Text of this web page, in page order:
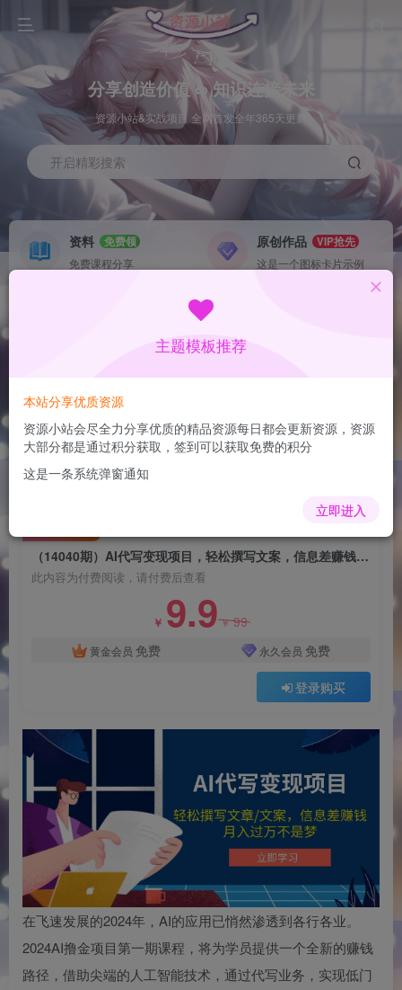
分享创造价值 ∞ 知识连接未来
资源小站&实战项目 全网首发全年365天更新
开启精彩搜索
资料
免费领
免费课程分享
原创作品
VIP抢先
这是一个图标卡片示例
（14040期）AI代写变现项目，轻松撰写文案，信
息差赚钱，月入过万不是梦
1年前更新
220
（14040期）AI代写变现项目，轻松撰写文案，信息差赚钱，月入过万不是梦
此内容为付费阅读，请付费后查看
￥ 9.9￥99
黄金会员 免费 永久会员 免费
登录购买
在飞速发展的2024年，AI的应用已悄然渗透到各行各业。
2024AI撸金项目第一期课程，将为学员提供一个全新的赚钱
路径，借助尖端的人工智能技术，通过代写业务，实现低门
主题模板推荐
本站分享优质资源
资源小站会尽全力分享优质的精品资源每日都会更新资源，资源
大部分都是通过积分获取，签到可以获取免费的积分
这是一条系统弹窗通知
立即进入